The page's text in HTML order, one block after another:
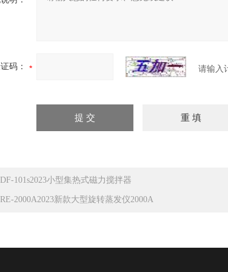
码： 请输入
DF-101s2023小型集热式磁力搅拌器
RE-2000A2023新款大型旋转蒸发仪2000A